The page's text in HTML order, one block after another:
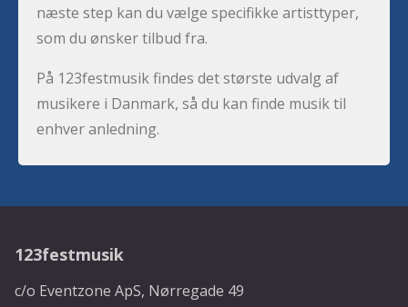
næste step kan du vælge specifikke artisttyper,
som du ønsker tilbud fra.
På 123festmusik findes det største udvalg af
musikere i Danmark, så du kan finde musik til
enhver anledning.
123festmusik
c/o Eventzone ApS, Nørregade 49